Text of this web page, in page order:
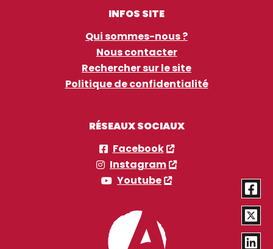
INFOS SITE
Qui sommes-nous ?
Nous contacter
Rechercher sur le site
Politique de confidentialité
RÉSEAUX SOCIAUX
Facebook
Instagram
Youtube